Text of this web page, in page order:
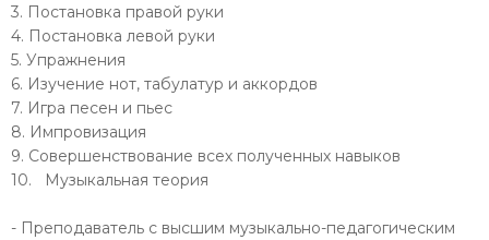
3. Постановка правой руки
4. Постановка левой руки
5. Упражнения
6. Изучение нот, табулатур и аккордов
7. Игра песен и пьес
8. Импровизация
9. Совершенствование всех полученных навыков
10. Музыкальная теория
- Преподаватель с высшим музыкально-педагогическим